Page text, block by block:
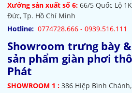
Xưởng sản xuất số 6: 66/5 Quốc Lộ
Đức, Tp. Hồ Chí Minh
Hotline: 0774728.666 - 0939.516.111
Showroom trưng bày
sản phẩm giàn phơi
Phát
SHOWROOM 1 : 386 Hiệp Bình